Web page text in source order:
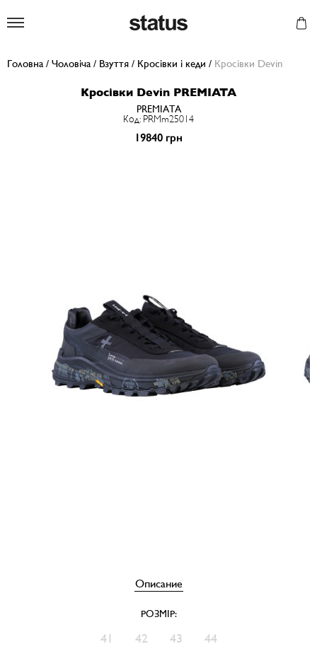
Головна / Чоловіча / Взуття / Кросівки і кеди / Кросівки Devin
Кросівки Devin PREMIATA
PREMIATA
Код: PRMm25014
19840 грн
Описание
РОЗМІР:
41 42 43 44